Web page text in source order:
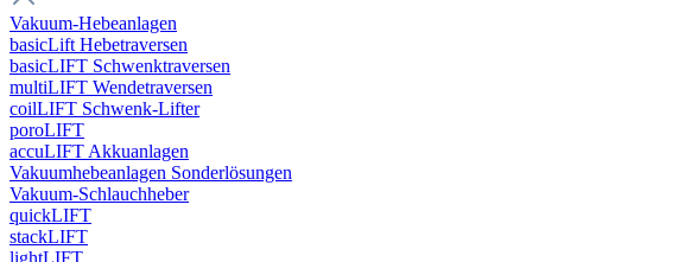
Vakuum-Hebeanlagen
basicLift Hebetraversen
basicLIFT Schwenktraversen
multiLIFT Wendetraversen
coilLIFT Schwenk-Lifter
poroLIFT
accuLIFT Akkuanlagen
Vakuumhebeanlagen Sonderlösungen
Vakuum-Schlauchheber
quickLIFT
stackLIFT